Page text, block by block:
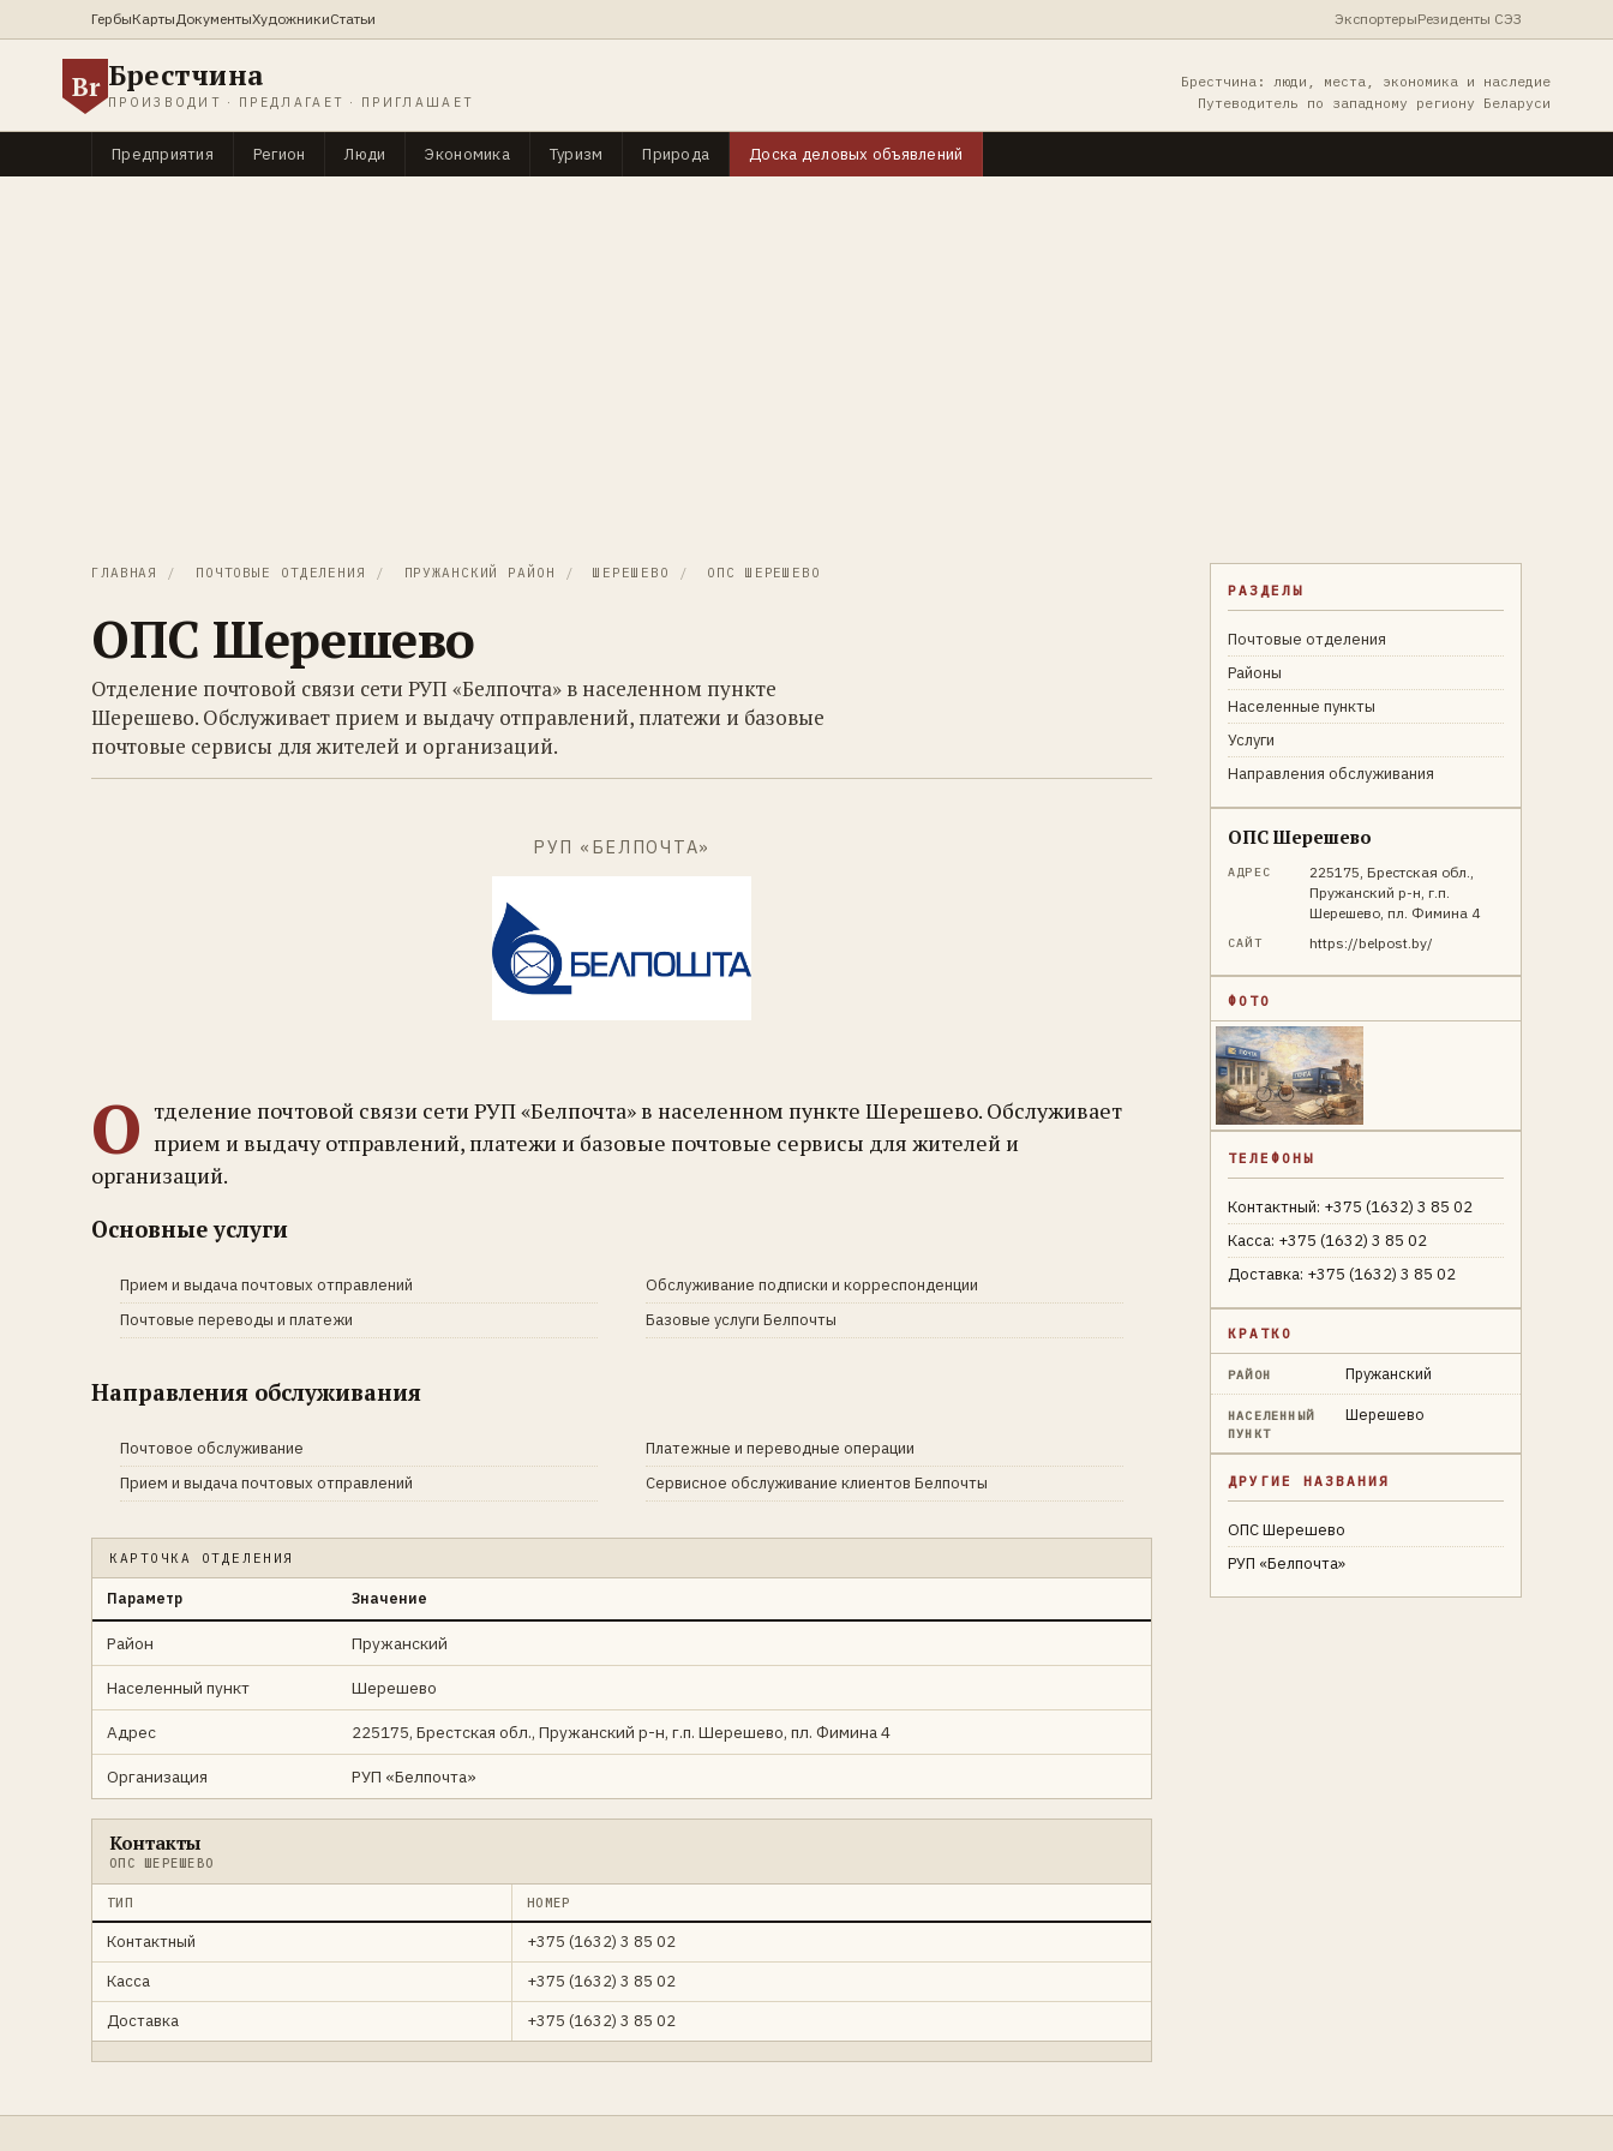
ГербыКартыДокументыХудожникиСтатьи ЭкспортерыРезиденты СЭЗ
Br Брестчина
ПРОИЗВОДИТ · ПРЕДЛАГАЕТ · ПРИГЛАШАЕТ
Брестчина: люди, места, экономика и наследие
Путеводитель по западному региону Беларуси
Предприятия Регион Люди Экономика Туризм Природа Доска деловых объявлений
ГЛАВНАЯ / ПОЧТОВЫЕ ОТДЕЛЕНИЯ / ПРУЖАНСКИЙ РАЙОН / ШЕРЕШЕВО / ОПС ШЕРЕШЕВО
ОПС Шерешево
Отделение почтовой связи сети РУП «Белпочта» в населенном пункте
Шерешево. Обслуживает прием и выдачу отправлений, платежи и базовые
почтовые сервисы для жителей и организаций.
РУП «БЕЛПОЧТА»
О тделение почтовой связи сети РУП «Белпочта» в населенном пункте Шерешево. Обслуживает
прием и выдачу отправлений, платежи и базовые почтовые сервисы для жителей и
организаций.
Основные услуги
Прием и выдача почтовых отправлений
Почтовые переводы и платежи
Обслуживание подписки и корреспонденции
Базовые услуги Белпочты
Направления обслуживания
Почтовое обслуживание
Прием и выдача почтовых отправлений
Платежные и переводные операции
Сервисное обслуживание клиентов Белпочты
КАРТОЧКА ОТДЕЛЕНИЯ
Параметр Значение
Район Пружанский
Населенный пункт Шерешево
Адрес 225175, Брестская обл., Пружанский р-н, г.п. Шерешево, пл. Фимина 4
Организация РУП «Белпочта»
Контакты
ОПС ШЕРЕШЕВО
ТИП НОМЕР
Контактный
+375 (1632) 3 85 02
Касса
+375 (1632) 3 85 02
Доставка
+375 (1632) 3 85 02
РАЗДЕЛЫ
Почтовые отделения
Районы
Населенные пункты
Услуги
Направления обслуживания
ОПС Шерешево
АДРЕС
225175, Брестская обл.,
Пружанский р-н, г.п.
Шерешево, пл. Фимина 4
САЙТ https://belpost.by/
ФОТО
ТЕЛЕФОНЫ
Контактный: +375 (1632) 3 85 02
Касса: +375 (1632) 3 85 02
Доставка: +375 (1632) 3 85 02
КРАТКО
РАЙОН Пружанский
НАСЕЛЕННЫЙ
ПУНКТ
Шерешево
ДРУГИЕ НАЗВАНИЯ
ОПС Шерешево
РУП «Белпочта»